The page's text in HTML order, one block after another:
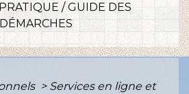
PRATIQUE /GUIDE DES
DÉMARCHES
> Services en ligne et